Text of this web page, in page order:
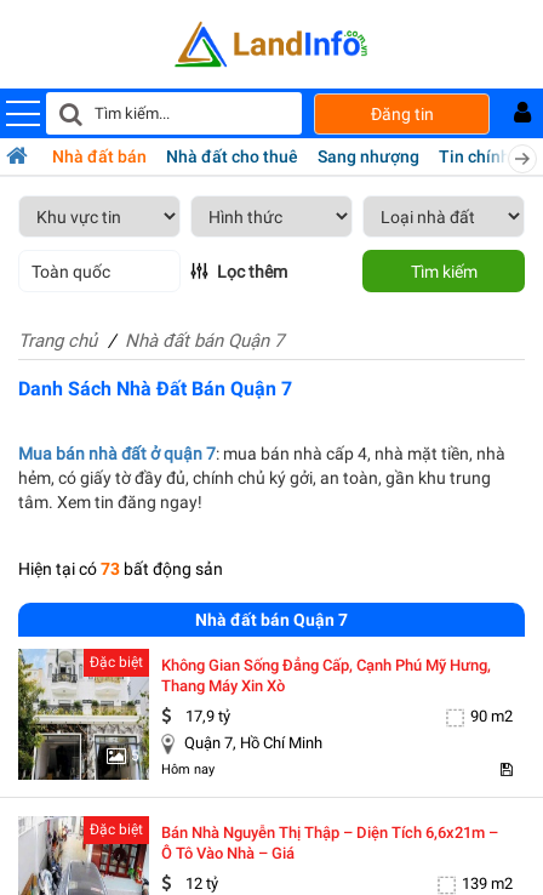
Đăng tin
Nhà đất bán Nhà đất cho thuê Sang nhượng Tin chính chủ
Toàn quốc Lọc thêm Tìm kiếm
Trang chủ Nhà đất bán Quận 7
Danh Sách Nhà Đất Bán Quận 7
Mua bán nhà đất ở quận 7: mua bán nhà cấp 4, nhà mặt tiền, nhà
hẻm, có giấy tờ đầy đủ, chính chủ ký gởi, an toàn, gần khu trung
tâm. Xem tin đăng ngay!
Hiện tại có73 bất động sản
Nhà đất bán Quận 7
5
Đặc biệt
Không Gian Sống Đẳng Cấp, Cạnh Phú Mỹ Hưng,
Thang Máy Xin Xò
17,9 tỷ
90 m2
Quận 7, Hồ Chí Minh
Hôm nay
Đặc biệt
Bán Nhà Nguyễn Thị Thập – Diện Tích 6,6x21m –
Ô Tô Vào Nhà – Giá
12 tỷ
139 m2